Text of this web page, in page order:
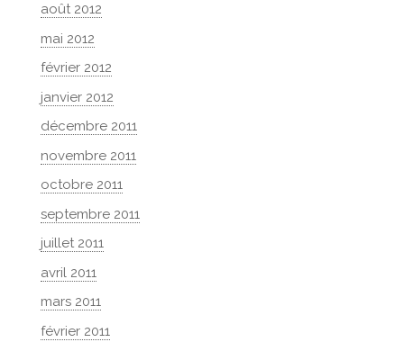
août 2012
mai 2012
février 2012
janvier 2012
décembre 2011
novembre 2011
octobre 2011
septembre 2011
juillet 2011
avril 2011
mars 2011
février 2011